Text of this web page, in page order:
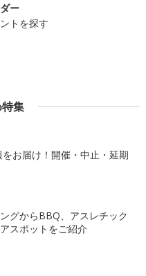
ー
トを探す
集
お届け！開催・中止・延期
グからBBQ、アスレチック
スポットをご紹介